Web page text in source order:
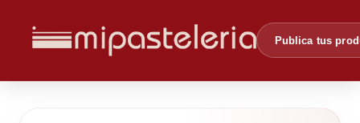
Publica tus